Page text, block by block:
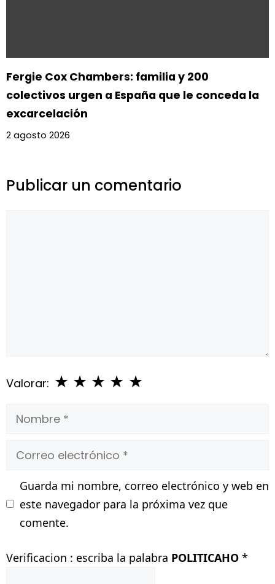
Fergie Cox Chambers: familia y 200
colectivos urgen a España que le conceda la
excarcelación
2 agosto 2026
Publicar un comentario
Valorar: ★
★
★
★
★
Nombre
Correo
Guarda mi nombre, correo electrónico y web en
este navegador para la próxima vez que
comente.
Verificacion : escriba la palabra POLITICAHO *